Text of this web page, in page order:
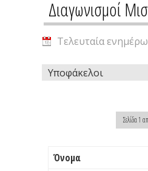
Διαγωνισμοί
Τελευταία
Υποφάκελοι
Σελίδα 1
Όνομα